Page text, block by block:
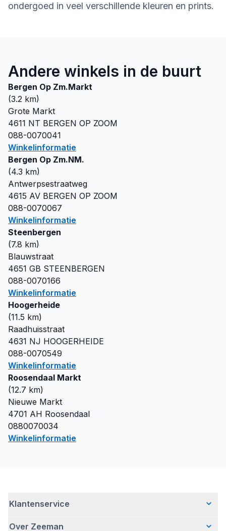
ondergoed in veel verschillende kleuren en prints.
Andere winkels in de buurt
Bergen Op Zm.Markt
(3.2 km)
Grote Markt
4611 NT BERGEN OP ZOOM
088-0070041
Winkelinformatie
Bergen Op Zm.NM.
(4.3 km)
Antwerpsestraatweg
4615 AV BERGEN OP ZOOM
088-0070067
Winkelinformatie
Steenbergen
(7.8 km)
Blauwstraat
4651 GB STEENBERGEN
088-0070166
Winkelinformatie
Hoogerheide
(11.5 km)
Raadhuisstraat
4631 NJ HOOGERHEIDE
088-0070549
Winkelinformatie
Roosendaal Markt
(12.7 km)
Nieuwe Markt
4701 AH Roosendaal
0880070034
Winkelinformatie
Klantenservice
Veelgestelde vragen
Over Zeeman